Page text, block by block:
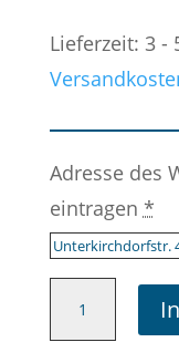
Lieferzeit: 3 -
Adresse des
eintragen *